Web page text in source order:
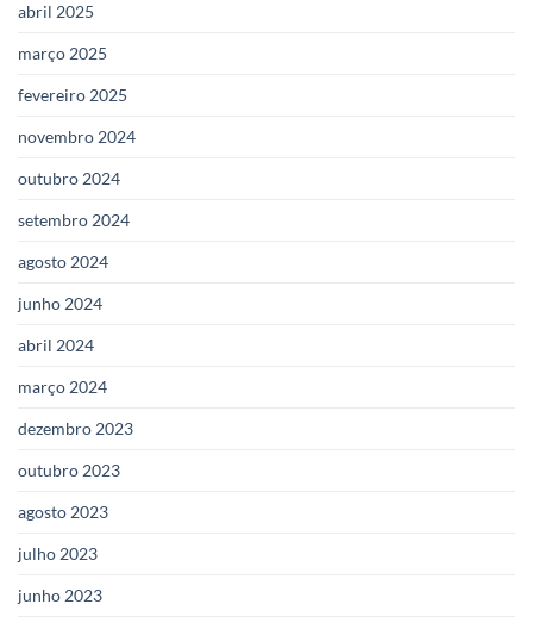
abril 2025
março 2025
fevereiro 2025
novembro 2024
outubro 2024
setembro 2024
agosto 2024
junho 2024
abril 2024
março 2024
dezembro 2023
outubro 2023
agosto 2023
julho 2023
junho 2023